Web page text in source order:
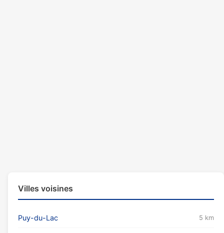
Villes voisines
Puy-du-Lac 5 km